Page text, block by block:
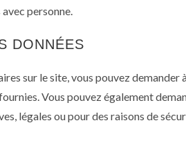
personne.
DONNÉES
sur le site, vous pouvez
Vous pouvez également
légales ou pour des raisons de